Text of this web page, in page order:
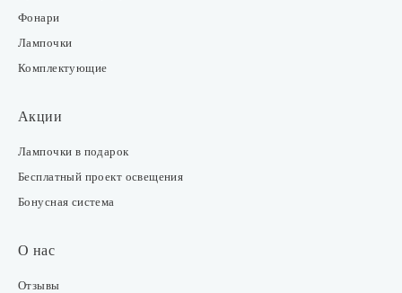
Фонари
Лампочки
Комплектующие
Акции
Лампочки в подарок
Бесплатный проект освещения
Бонусная система
О нас
Отзывы